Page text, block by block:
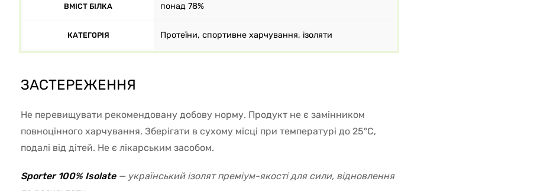
ВМІСТ БІЛКА понад 78%
КАТЕГОРІЯ Протеїни, спортивне харчування, ізоляти
ЗАСТЕРЕЖЕННЯ
Не перевищувати рекомендовану добову норму. Продукт не є замінником
повноцінного харчування. Зберігати в сухому місці при температурі до 25°C,
подалі від дітей. Не є лікарським засобом.
Sporter 100% Isolate— український ізолят преміум-якості для сили, відновлення